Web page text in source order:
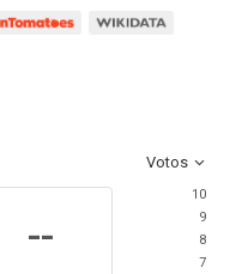
Votos
--
10
9
8
7